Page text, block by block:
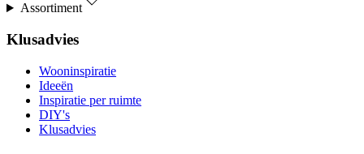
Assortiment
Klusadvies
Wooninspiratie
Ideeën
Inspiratie per ruimte
DIY's
Klusadvies